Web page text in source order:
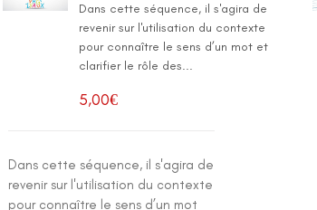
Dans cette séquence, il s'agira de
revenir sur l'utilisation du contexte
pour connaître le sens d’un mot et
clarifier le rôle des...
5,00€
Dans cette séquence, il s'agira de
revenir sur l'utilisation du contexte
pour connaître le sens d’un mot